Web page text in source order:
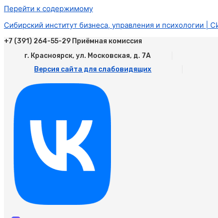
Перейти к содержимому
Сибирский институт бизнеса, управления и психологии |
+7 (391) 264-55-29 Приёмная комиссия
г. Красноярск, ул. Московская, д. 7А
Версия сайта для слабовидящих